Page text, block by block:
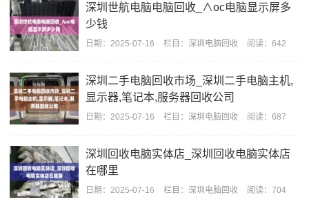
深圳世航电脑电脑回收_∧oc电脑显示屏多
少钱
日期： 2025-07-16 栏目： 深圳电脑回收 阅读：642
深圳二手电脑回收市场_深圳二手电脑主机,
显示器,笔记本,服务器回收公司
日期： 2025-07-16 栏目： 深圳电脑回收 阅读：687
深圳回收电脑实体店_深圳回收电脑实体店
在哪里
日期： 2025-07-16 栏目： 深圳电脑回收 阅读：704